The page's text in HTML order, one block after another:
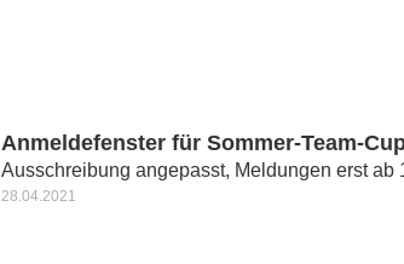
Anmeldefenster für Sommer-Team-
Ausschreibung angepasst, Meldungen erst ab
28.04.2021